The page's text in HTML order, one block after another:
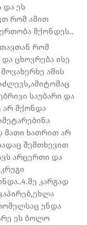
და ეს
რომ ამით
მქონდეს..
თავთან რომ
ცხოვრება ისე
ამის
საუბარი და
არ მქონდა
მათი ხათრით არ
შემთხევით
არცერთი და
კარგად
უნდა
ეს ბოლო